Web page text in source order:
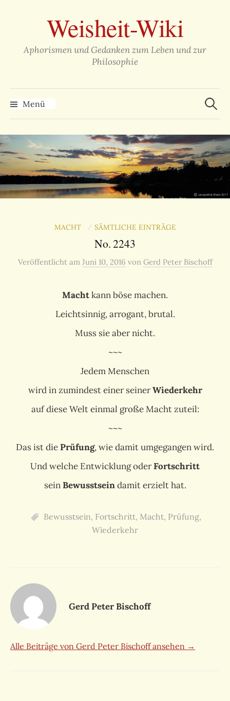
überspringenWeisheit-Wiki
Aphorismen und Gedanken zum Leben und zur
Philosophie
Menü
Suchen
nach:
MACHT / SÄMTLICHE EINTRÄGE
No. 2243
Veröffentlicht am Juni 10, 2016 von Gerd Peter Bischoff
Machtkann böse machen.
Leichtsinnig, arrogant, brutal.
Muss sie aber nicht.
~~~
Jedem Menschen
wird in zumindest einer seinerWiederkehr
auf diese Welt einmal große Macht zuteil:
~~~
Das ist diePrüfung, wie damit umgegangen wird.
Und welche Entwicklung oderFortschritt
seinBewusstseindamit erzielt hat.
Bewusstsein, Fortschritt, Macht, Prüfung,
Wiederkehr
Gerd Peter Bischoff
Alle Beiträge von Gerd Peter Bischoff ansehen →